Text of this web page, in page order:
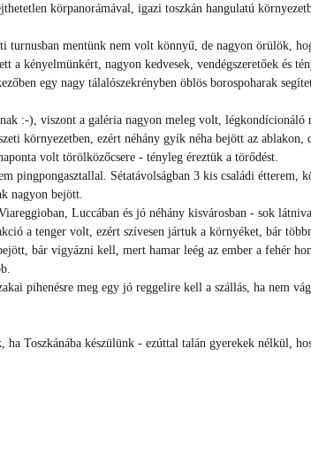
körpanorámával, igazi toszkán hangulatú
turnusban mentünk nem volt könnyű, de nagyon örülök,
a kényelmünkért, nagyon kedvesek, vendégszeretőek és
egy nagy tálalószekrényben öblös borospoharak
:-), viszont a galéria nagyon meleg volt,
környezetben, ezért néhány gyík néha bejött az
volt törölközőcsere - tényleg éreztük a törődést.
pingpongasztallal. Sétatávolságban 3 kis családi
nagyon bejött.
Luccában és jó néhány kisvárosban - sok
a tenger volt, ezért szívesen jártuk a környéket, bár
bár vigyázni kell, mert hamar leég az ember a fehér
pihenésre meg egy jó reggelire kell a szállás, ha nem
Toszkánába készülünk - ezúttal talán gyerekek nélkül,